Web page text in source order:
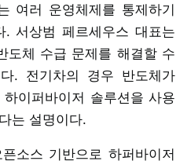
여러 운영체제를 통제하기
. 서상범 페르세우스 대표는
도체 수급 문제를 해결할 수
. 전기차의 경우 반도체가
이퍼바이저 솔루션을 사용
는 설명이다.
소스 기반으로 하퍼바이저